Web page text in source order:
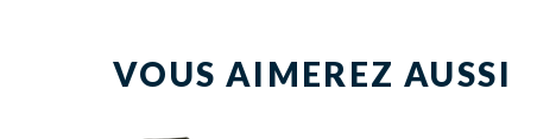
VOUS AIMEREZ AUSSI